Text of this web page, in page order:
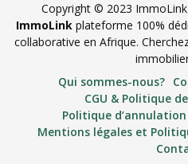
Copyright © 2023
ImmoLinkplateforme 100%
collaborative en Afrique.
Qui sommes-nous?
CGU & Politique
Politique
Mentions légales et